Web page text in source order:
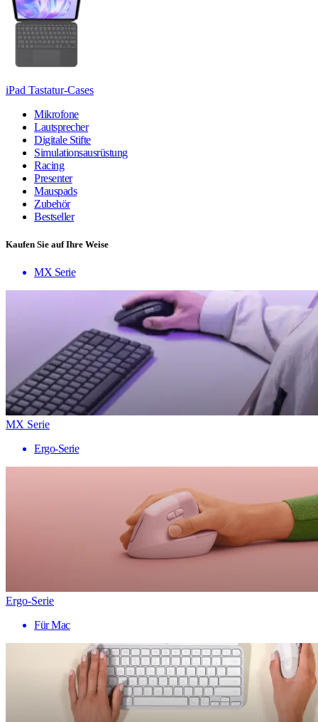
iPad Tastatur-Cases
Mikrofone
Lautsprecher
Digitale Stifte
Simulationsausrüstung
Racing
Presenter
Mauspads
Zubehör
Bestseller
Kaufen Sie auf Ihre Weise
MX Serie
MX Serie
Ergo-Serie
Ergo-Serie
Für Mac